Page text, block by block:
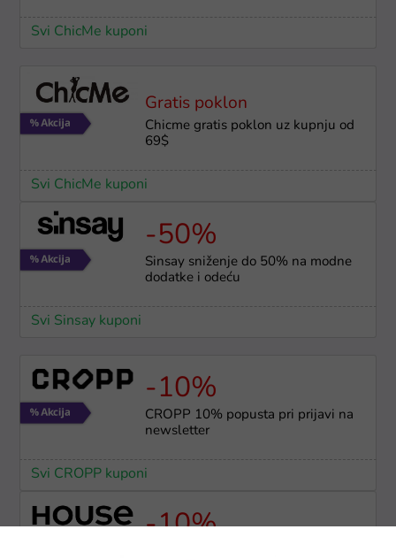
Svi ChicMe kuponi
Gratis poklon
Chicme gratis poklon uz kupnju od
69$
Svi ChicMe kuponi
-50%
Sinsay sniženje do 50% na modne
dodatke i odeću
Svi Sinsay kuponi
-10%
CROPP 10% popusta pri prijavi na
newsletter
Svi CROPP kuponi
-10%